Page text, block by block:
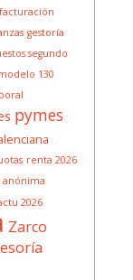
facturación
gestoría
segundo
130
pymes
renta 2026
anónima
2026
Zarco